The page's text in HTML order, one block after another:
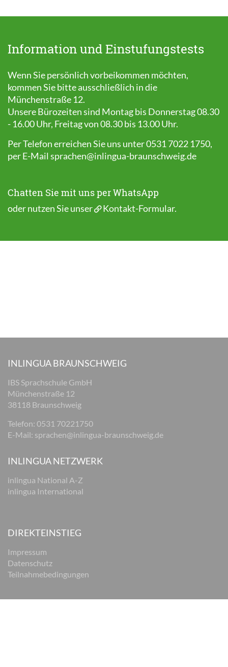
Information und Einstufungstests
Wenn Sie persönlich vorbeikommen möchten,
kommen Sie bitte ausschließlich in die
Münchenstraße 12.
Unsere Bürozeiten sind Montag bis Donnerstag 08.30
- 16.00 Uhr, Freitag von 08.30 bis 13.00 Uhr.
Per Telefon erreichen Sie uns unter 0531 7022 1750,
per E-Mail sprachen@inlingua-braunschweig.de
Chatten Sie mit uns per WhatsApp
oder nutzen Sie unser Kontakt-Formular.
INLINGUA BRAUNSCHWEIG
IBS Sprachschule GmbH
Münchenstraße 12
38118 Braunschweig
Telefon: 0531 70221750
E-Mail: sprachen@inlingua-braunschweig.de
INLINGUA NETZWERK
inlingua National A-Z
inlingua International
DIREKTEINSTIEG
Impressum
Datenschutz
Teilnahmebedingungen